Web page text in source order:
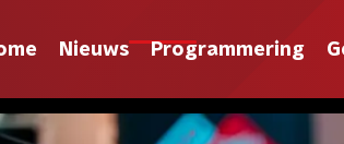
Nieuws Programmering